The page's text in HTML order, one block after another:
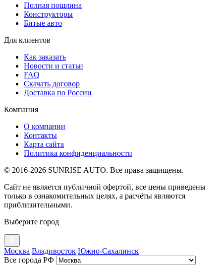
Полная пошлина
Конструкторы
Битые авто
Для клиентов
Как заказать
Новости и статьи
FAQ
Скачать договор
Доставка по России
Компания
О компании
Контакты
Карта сайта
Политика конфиденциальности
© 2016-2026 SUNRISE AUTO. Все права защищены.
Сайт не является публичной офертой, все цены приведены
только в ознакомительных целях, а расчёты являются
приблизительными.
Выберите город
Москва Владивосток Южно-Сахалинск
Все города РФ